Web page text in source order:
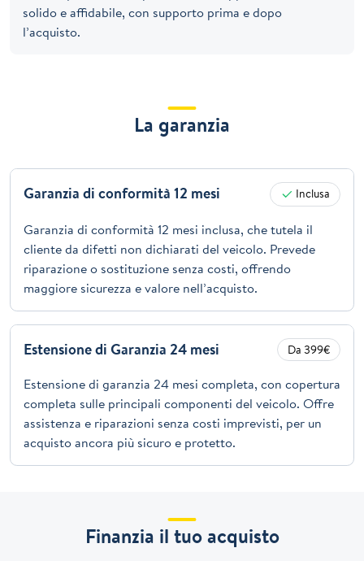
solido e affidabile, con supporto prima e dopo
l’acquisto.
La garanzia
Garanzia di conformità 12 mesi Inclusa
Garanzia di conformità 12 mesi inclusa, che tutela il
cliente da difetti non dichiarati del veicolo. Prevede
riparazione o sostituzione senza costi, offrendo
maggiore sicurezza e valore nell’acquisto.
Estensione di Garanzia 24 mesi Da 399€
Estensione di garanzia 24 mesi completa, con copertura
completa sulle principali componenti del veicolo. Offre
assistenza e riparazioni senza costi imprevisti, per un
acquisto ancora più sicuro e protetto.
Finanzia il tuo acquisto